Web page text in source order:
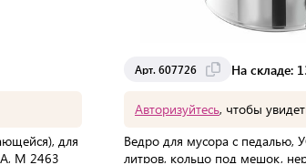
для
М 2463
Арт. 607726 На складе:
Авторизуйтесь, чтобы
Ведро для мусора с
литров, кольцо под мешок,